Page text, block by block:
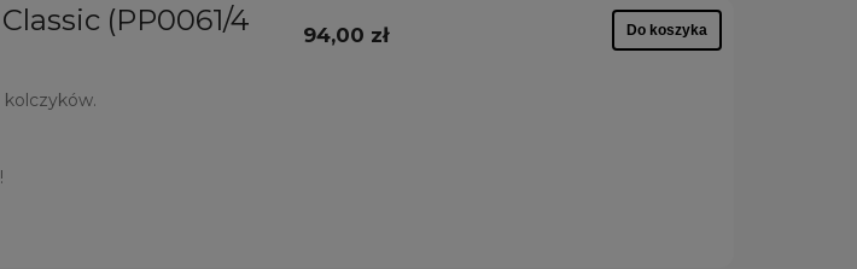
(PP0061/4
kolczyków.
94,00 zł Do koszyka